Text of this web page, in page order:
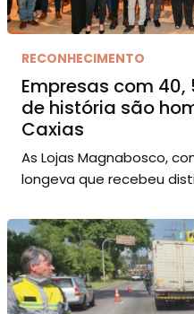
RECONHECIMENTO
Empresas com 40,
de história são
Caxias
As Lojas Magnabosco,
longeva que recebeu